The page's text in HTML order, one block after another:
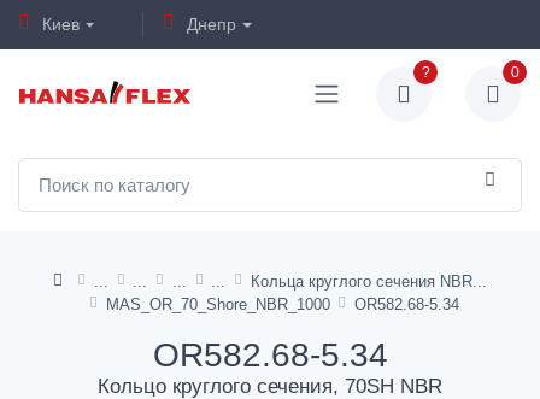
Киев Днепр
? 0
Кольца круглого сечения NBR
MAS_OR_70_Shore_NBR_1000
OR582.68-5.34
OR582.68-5.34
Кольцо круглого сечения, 70SH NBR